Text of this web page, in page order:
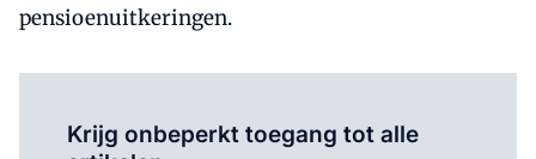
pensioenuitkeringen.
Krijg onbeperkt toegang tot alle